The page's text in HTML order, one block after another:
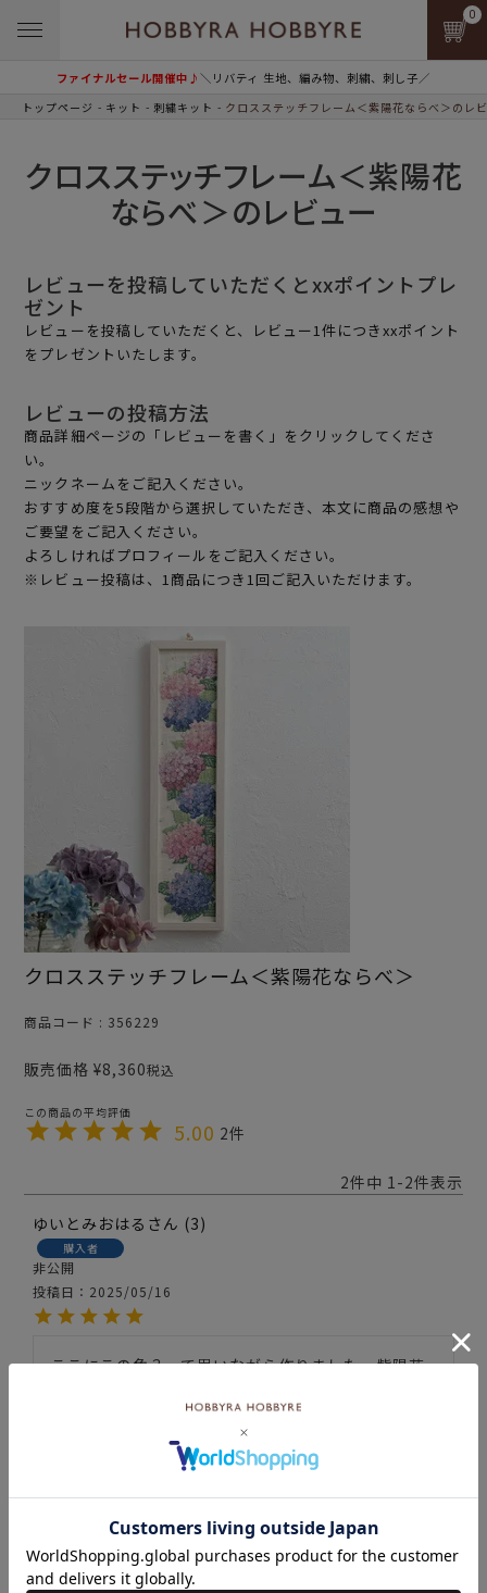
ファイナルセール開催中♪＼リバティ 生地、編み物、刺繍、刺し子／
0
トップページ キット 刺繍キット クロスステッチフレーム＜紫陽花ならべ＞のレ
クロスステッチフレーム＜紫陽花
ならべ＞のレビュー
レビューを投稿していただくとxxポイントプレ
ゼント
レビューを投稿していただくと、レビュー1件につきxxポイント
をプレゼントいたします。
レビューの投稿方法
商品詳細ページの「レビューを書く」をクリックしてくださ
い。
ニックネームをご記入ください。
おすすめ度を5段階から選択していただき、本文に商品の感想や
ご要望をご記入ください。
よろしければプロフィールをご記入ください。
※レビュー投稿は、1商品につき1回ご記入いただけます。
クロスステッチフレーム＜紫陽花ならべ＞
商品コード 356229
販売価格 ¥8,360税込
5.00 2
2件中 1-2件表示
ゆいとみおはる
3
購入者
非公開
投稿日
2025/05/16
ここにこの色？って思いながら作りました。紫陽花
ます！おすすめです。
かおりん25 5
投稿日
2024/04/27